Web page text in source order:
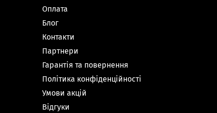
Оплата
Блог
Контакти
Партнери
Гарантія та повернення
Політика конфіденційності
Умови акцій
Відгуки